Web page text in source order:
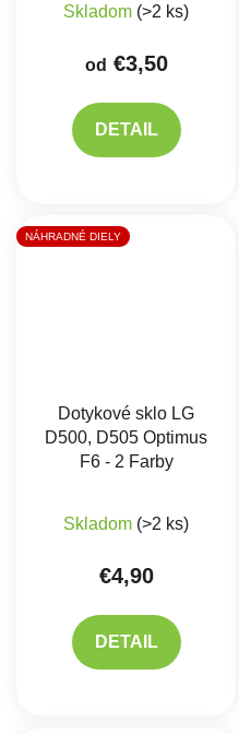
Skladom (>2 ks)
od €3,50
DETAIL
NÁHRADNÉ DIELY
Dotykové sklo LG
D500, D505 Optimus
F6 - 2 Farby
Skladom (>2 ks)
€4,90
DETAIL